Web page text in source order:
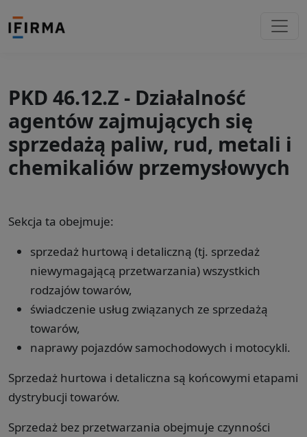
PKD 46.12.Z - Działalność
agentów zajmujących się
sprzedażą paliw, rud, metali i
chemikaliów przemysłowych
Sekcja ta obejmuje:
sprzedaż hurtową i detaliczną (tj. sprzedaż
niewymagającą przetwarzania) wszystkich
rodzajów towarów,
świadczenie usług związanych ze sprzedażą
towarów,
naprawy pojazdów samochodowych i motocykli.
Sprzedaż hurtowa i detaliczna są końcowymi etapami
dystrybucji towarów.
Sprzedaż bez przetwarzania obejmuje czynności